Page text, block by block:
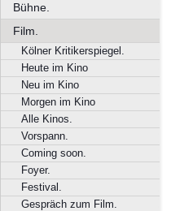
Bühne.
Film.
Kölner Kritikerspiegel.
Heute im Kino
Neu im Kino
Morgen im Kino
Alle Kinos.
Vorspann.
Coming soon.
Foyer.
Festival.
Gespräch zum Film.